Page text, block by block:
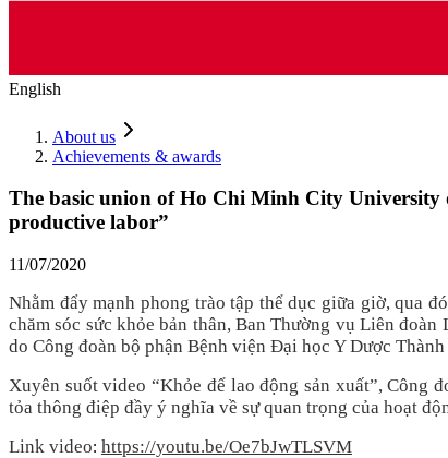
English
About us
Achievements & awards
The basic union of Ho Chi Minh City University
productive labor”
11/07/2020
Nhằm đẩy mạnh phong trào tập thể dục giữa giờ, qua
chăm sóc sức khỏe bản thân, Ban Thường vụ Liên
do Công đoàn bộ phận Bệnh viện Đại học Y Dược
Xuyên suốt video “Khỏe để lao động sản xuất”, Công
tỏa thông điệp đầy ý nghĩa về sự quan trọng của hoạt
Link video: https://youtu.be/Oe7bJwTLSVM